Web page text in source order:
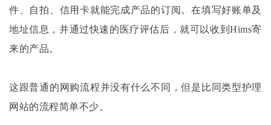
件、自拍、信用卡就能完成产品的订阅。在填写好账单及
地址信息，并通过快速的医疗评估后，就可以收到Hims寄
来的产品。
这跟普通的网购流程并没有什么不同，但是比同类型护理
网站的流程简单不少。